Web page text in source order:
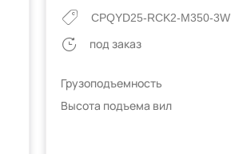
CPQYD25-RCK2-M350-3W
под заказ
Грузоподъемность
Высота подъема вил